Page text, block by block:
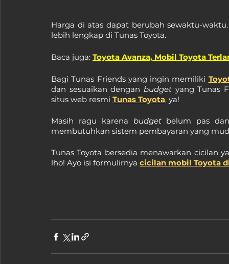
Harga di atas dapat berubah sewaktu-
lebih lengkap di Tunas Toyota.
Baca juga: Toyota Avanza, Mobil Toyota
Bagi Tunas Friends yang ingin memiliki
dan sesuaikan dengan budget yang Tunas
situs web resmi Tunas Toyota, ya!
Masih ragu karena budget belum pas
membutuhkan sistem pembayaran yang
Tunas Toyota bersedia menawarkan cicilan
lho! Ayo isi formulirnya cicilan mobil Toyota